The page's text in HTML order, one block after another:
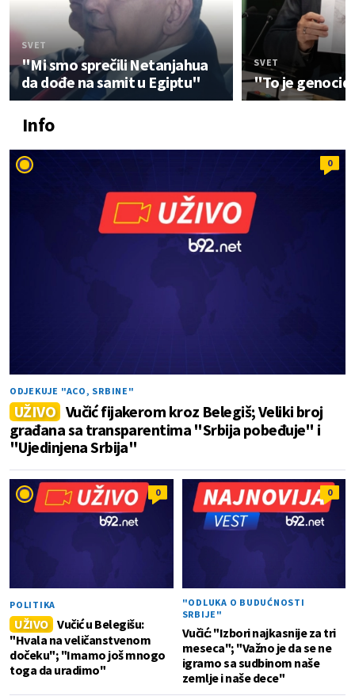
SVET
"Mi smo sprečili Netanjahua
da dođe na samit u Egiptu"
SVET
"To je
Info
0
ODJEKUJE "ACO, SRBINE"
UŽIVO Vučić fijakerom kroz Belegiš; Veliki broj
građana sa transparentima "Srbija pobeđuje" i
"Ujedinjena Srbija"
0
POLITIKA
UŽIVO Vučić u Belegišu:
"Hvala na veličanstvenom
dočeku"; "Imamo još mnogo
toga da uradimo"
0
"ODLUKA O BUDUĆNOSTI
SRBIJE"
Vučić: "Izbori najkasnije za tri
meseca"; "Važno je da se ne
igramo sa sudbinom naše
zemlje i naše dece"